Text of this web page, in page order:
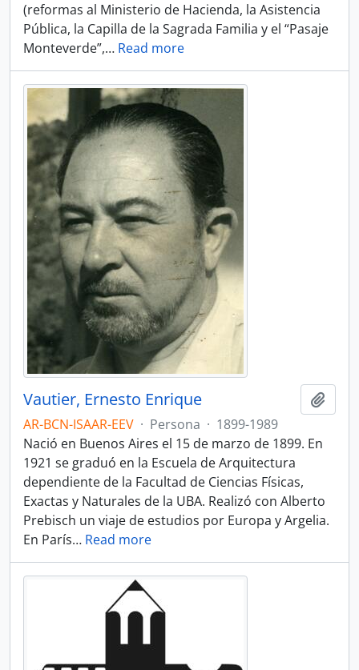
(reformas al Ministerio de Hacienda, la Asistencia
Pública, la Capilla de la Sagrada Familia y el “Pasaje
Monteverde”,… Read more
Vautier, Ernesto Enrique
AR-BCN-ISAAR-EEV · Persona · 1899-1989
Nació en Buenos Aires el 15 de marzo de 1899. En
1921 se graduó en la Escuela de Arquitectura
dependiente de la Facultad de Ciencias Físicas,
Exactas y Naturales de la UBA. Realizó con Alberto
Prebisch un viaje de estudios por Europa y Argelia.
En París… Read more